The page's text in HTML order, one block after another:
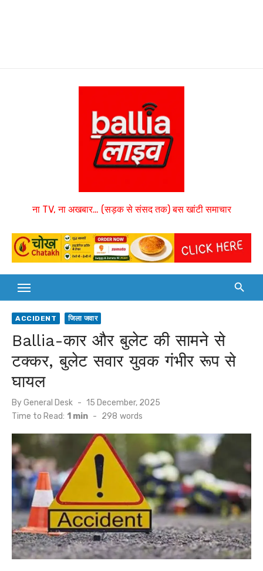
ना TV, ना अखबार… (सड़क से संसद तक) बस खांटी समाचार
ACCIDENT जिला जवार
Ballia-कार और बुलेट की सामने से
टक्कर, बुलेट सवार युवक गंभीर रूप से
घायल
ByGeneral Desk
Posted
on
15 December, 2025
Time to Read: 1 min - 298 words